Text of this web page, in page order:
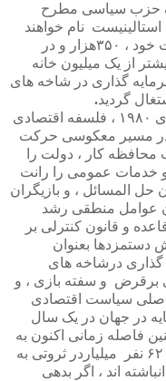
حزب سیاسی مطرح
استالینیست نام خواهند
خود ، ۳۵۰هزار و در
از یک میلیون خانه
گذاری در شاخه های
گردید.
۱۹۸۰ ، فلسفه اقتصادی
مسیر معکوسی حرکت
محافظه کار ، دولت را
خدمات عمومی را
رانت
حل المسائل ، و بازیگران
عوامل منطقی رشد
و قانون کنترلی بر
دستمزدها بعنوان
گذاری درشاخه های
برقرض و سفته بازی ، و
اصلی سیاست اقتصادی
در جهان در یک سال
فاصله زمانی اکنون به
۶۲ نفر میلیاردر ثروتی به
انباشته اند ، اگر بدهی